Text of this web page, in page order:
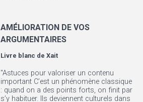
AMÉLIORATION DE VOS
ARGUMENTAIRES
Livre blanc deXait
"Astuces pour valoriser un contenu
important C’est un phénomène classique
: quand on a des points forts, on finit par
s’y habituer. Ils deviennent culturels dans